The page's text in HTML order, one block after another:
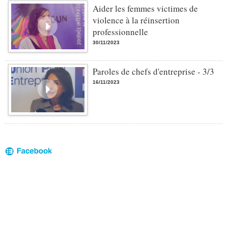
Aider les femmes victimes de
violence à la réinsertion
professionnelle
30/11/2023
Paroles de chefs d'entreprise - 3/3
16/11/2023